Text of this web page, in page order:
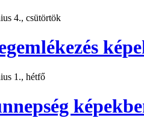
4., csütörtök
1., hétfő